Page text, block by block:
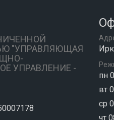
"УПРАВЛЯЮЩАЯ
УПРАВЛЕНИЕ -
пн
вт
ср
чт